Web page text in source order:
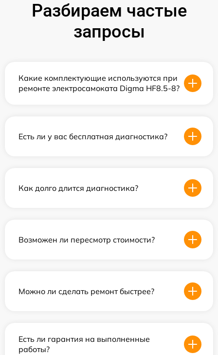
Разбираем частые
запросы
Какие комплектующие используются при
ремонте электросамоката Digma HF8.5-8?
Есть ли у вас бесплатная диагностика?
Как долго длится диагностика?
Возможен ли пересмотр стоимости?
Можно ли сделать ремонт быстрее?
Есть ли гарантия на выполненные
работы?